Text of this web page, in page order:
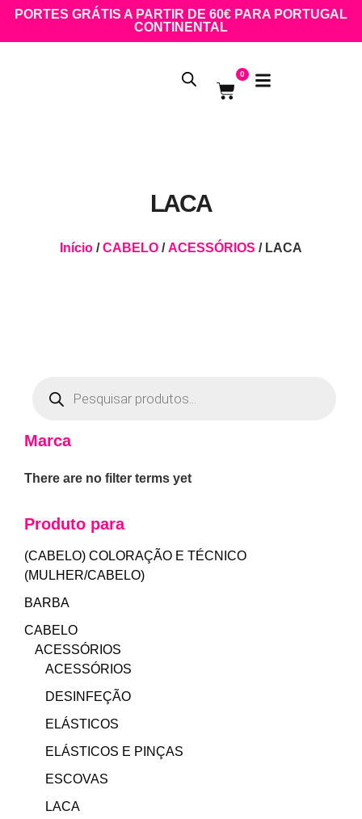
PORTES GRÁTIS A PARTIR DE 60€ PARA PORTUGAL
CONTINENTAL
0
LACA
Início /CABELO /ACESSÓRIOS / LACA
Marca
There are no filter terms yet
Produto para
(CABELO) COLORAÇÃO E TÉCNICO
(MULHER/CABELO)
BARBA
CABELO
ACESSÓRIOS
ACESSÓRIOS
DESINFEÇÃO
ELÁSTICOS
ELÁSTICOS E PINÇAS
ESCOVAS
LACA